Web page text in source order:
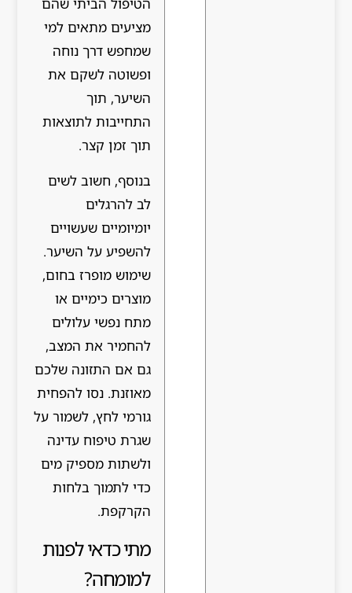
הטיפול הביתי שהם
מציעים מתאים למי
שמחפש דרך נוחה
ופשוטה לשקם את
התחייבות לתוצאות
תוך זמן קצר.
בנוסף, חשוב לשים
לב להרגלים
יומיומיים שעשויים
להשפיע על השיער.
שימוש מופרז בחום,
מוצרים כימיים או
מתח נפשי עלולים
להחמיר את המצב,
גם אם התזונה שלכם
מאוזנת. נסו להפחית
גורמי לחץ, לשמור על
שגרת טיפוח עדינה
ולשתות מספיק מים
כדי לתמוך בלחות
מתי כדאי לפנות
למומחה?